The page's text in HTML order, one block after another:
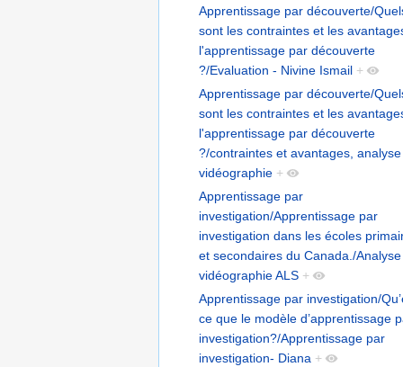
Apprentissage par découverte/
sont les contraintes et les
l'apprentissage par découverte
?/Evaluation - Nivine Ismail +
Apprentissage par découverte/
sont les contraintes et les
l'apprentissage par découverte
?/contraintes et avantages, analyse
vidéographie +
Apprentissage par
investigation/Apprentissage par
investigation dans les écoles
et secondaires du Canada./Analyse
vidéographie ALS +
Apprentissage par investigation/
ce que le modèle d’apprentissage
investigation?/Apprentissage par
investigation- Diana +